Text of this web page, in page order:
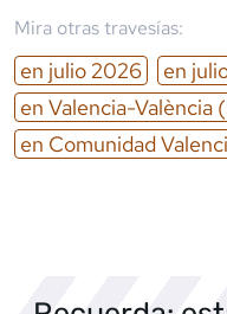
Mira otras travesías:
en julio 2026 en
en Valencia-València
en Comunidad